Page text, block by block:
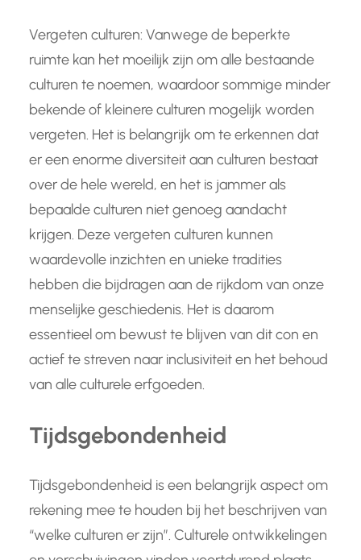
Vergeten culturen: Vanwege de beperkte
ruimte kan het moeilijk zijn om alle bestaande
culturen te noemen, waardoor sommige minder
bekende of kleinere culturen mogelijk worden
vergeten. Het is belangrijk om te erkennen dat
er een enorme diversiteit aan culturen bestaat
over de hele wereld, en het is jammer als
bepaalde culturen niet genoeg aandacht
krijgen. Deze vergeten culturen kunnen
waardevolle inzichten en unieke tradities
hebben die bijdragen aan de rijkdom van onze
menselijke geschiedenis. Het is daarom
essentieel om bewust te blijven van dit con en
actief te streven naar inclusiviteit en het behoud
van alle culturele erfgoeden.
Tijdsgebondenheid
Tijdsgebondenheid is een belangrijk aspect om
rekening mee te houden bij het beschrijven van
“welke culturen er zijn”. Culturele ontwikkelingen